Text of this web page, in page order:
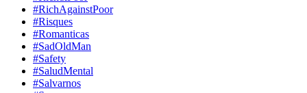
#RichAgainstPoor
#Risques
#Romanticas
#SadOldMan
#Safety
#SaludMental
#Salvarnos